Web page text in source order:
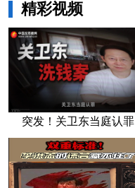
精彩视频
突发！关卫东当庭认罪